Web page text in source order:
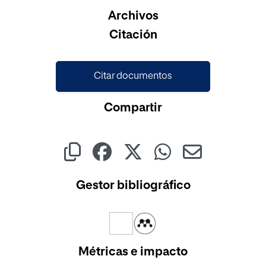
Archivos
Citación
Citar documentos
Compartir
Gestor bibliográfico
Métricas e impacto